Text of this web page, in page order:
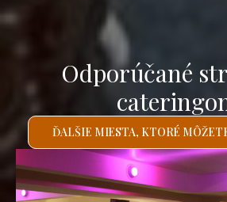
Odporúčané
ĎALŠIE MIESTA, KTORÉ